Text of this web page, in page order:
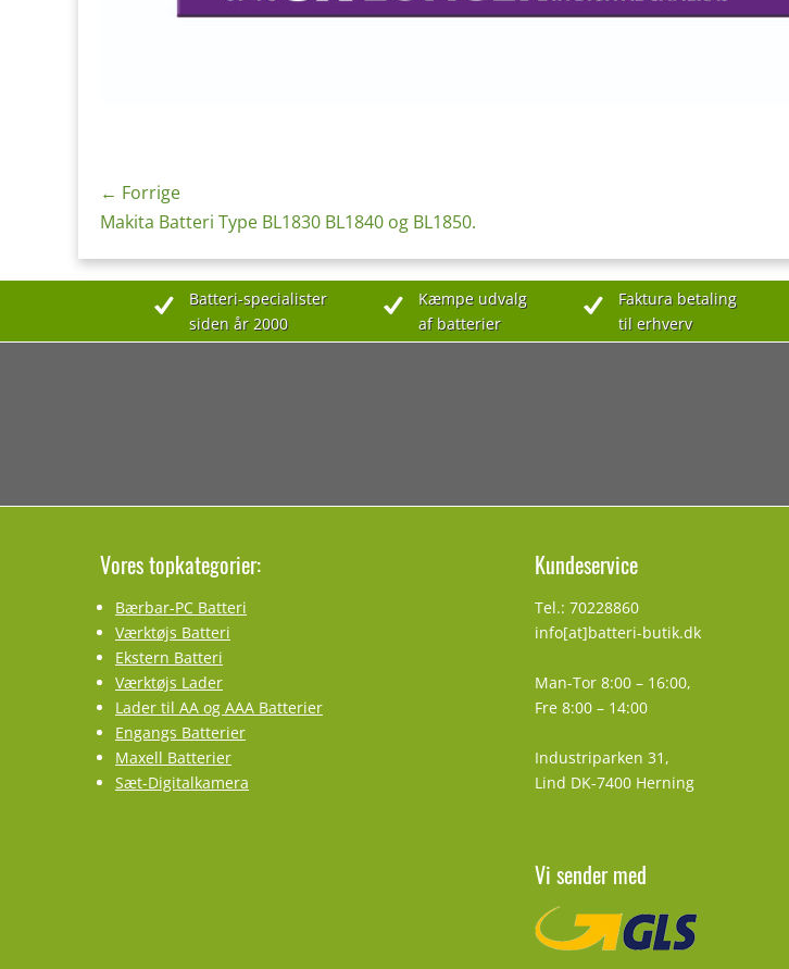
Indlægsnavigation
← Forrige
Forrige
Makita Batteri Type BL1830 BL1840 og BL1850.
Batteri-specialister
siden år 2000
Kæmpe udvalg
af batterier
Faktura betaling
til erhverv
Vores topkategorier:
Bærbar-PC Batteri
Værktøjs Batteri
Ekstern Batteri
Værktøjs Lader
Lader til AA og AAA Batterier
Engangs Batterier
Maxell Batterier
Sæt-Digitalkamera
Kundeservice
Tel.: 70228860
info[at]batteri-butik.dk
Man-Tor 8:00 – 16:00,
Fre 8:00 – 14:00
Industriparken 31,
Lind DK-7400 Herning
Vi sender med